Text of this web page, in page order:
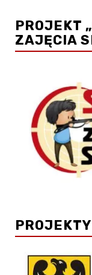
PROJEKT
ZAJĘCIA